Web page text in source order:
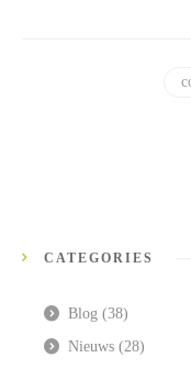
CATEGORIES
Blog (38)
Nieuws (28)